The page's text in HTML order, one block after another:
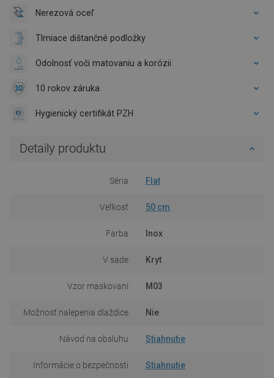
Nerezová oceľ
Tlmiace dištančné podložky
Odolnosť voči matovaniu a korózii
10 rokov záruka
Hygienický certifikát PZH
Detaily produktu
Séria Flat
Veľkosť 50 cm
Farba Inox
V sade Kryt
Vzor maskovaní M03
Možnosť nalepenia dlaždice Nie
Návod na obsluhu Stiahnutie
Informácie o bezpečnosti Stiahnutie